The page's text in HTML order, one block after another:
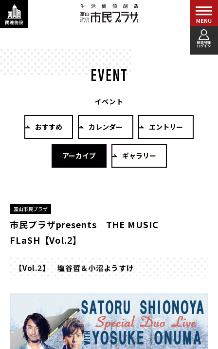
新規登録
ログイン
イベント
おすすめ カレンダー エントリー
アーカイブ ギャラリー
市民プラザpresents THE MUSIC
FLaSH【Vol.2】
富山市民プラザ
【Vol.2】 塩谷哲＆小沼ようすけ